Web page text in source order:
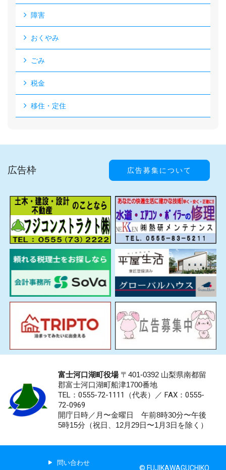
障害
おくやみ
ごみ
税金
移住・定住
広告枠 広告募集について
富士河口湖町役場〒401-0392 山梨県南都留
郡富士河口湖町船津1700番地
TEL：0555-72-1111 （代表）／ FAX：0555-
72-0969
開庁日時／月〜金曜日 午前8時30分〜午後
5時15分（祝日、12月29日〜1月3日を除く）
問い合わせ
© FUJIKAWAGUCHIKO